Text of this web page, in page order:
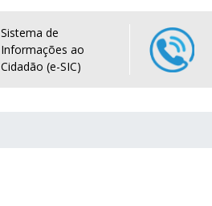
Sistema de
Informações ao
Cidadão (e-SIC)